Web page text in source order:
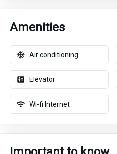
Amenities
Air conditioning
Elevator
Wi-fi Internet